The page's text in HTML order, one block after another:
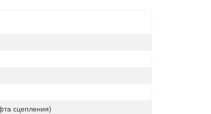
сцепления)